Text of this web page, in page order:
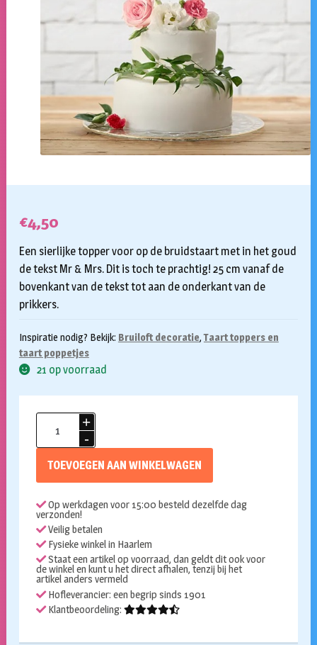
€4,50
Een sierlijke topper voor op de bruidstaart met in het goud
de tekst Mr & Mrs. Dit is toch te prachtig! 25 cm vanaf de
bovenkant van de tekst tot aan de onderkant van de
prikkers.
Inspiratie nodig? Bekijk: Bruiloft decoratie,Taart toppers en
taart poppetjes
21 op voorraad
Taarttopper
aantal
TOEVOEGEN AAN WINKELWAGEN
Op werkdagen voor 15:00 besteld dezelfde dag
verzonden!
Veilig betalen
Fysieke winkel in Haarlem
Staat een artikel op voorraad, dan geldt dit ook voor
de winkel en kunt u het direct afhalen, tenzij bij het
artikel anders vermeld
Hofleverancier: een begrip sinds 1901
Klantbeoordeling: